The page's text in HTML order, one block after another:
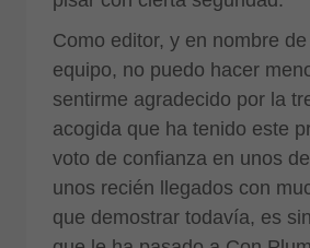
Como editor, y en nombre de
equipo, no puedo hacer
sentirme agradecido por la
acogida que ha tenido este
voto de confianza en unos
unos recién llegados con
que demostrar todavía, es